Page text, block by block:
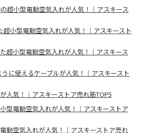
超小型電動空気入れが人気！｜アスキース
小型電動空気入れが人気！｜アスキースト
超小型電動空気入れが人気！｜アスキース
に使えるケーブルが人気！｜アスキースト
人気！｜アスキーストア売れ筋TOP5
型電動空気入れが人気！｜アスキーストア
動空気入れが人気！｜アスキーストア売れ